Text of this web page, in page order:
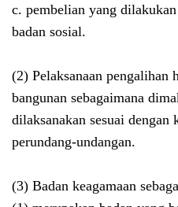
c. pembelian yang
badan sosial.
(2) Pelaksanaan pengalihan
bangunan sebagaimana
dilaksanakan sesuai dengan
perundang-undangan.
(3) Badan keagamaan